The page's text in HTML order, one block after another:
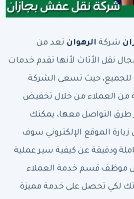
شركة الرهوان تعد من
نقل الأثاث لأنها تقدم خدمات
للجميع، حيث تسعى الشركة
من العملاء من خلال تخفيض
طرق التواصل معها، يمكنك
الموقع الإلكتروني سوف
ودقيقة عن كيفية سير عملية
موظف قسم خدمة العملاء
لكي تحصل على خدمة مميزة